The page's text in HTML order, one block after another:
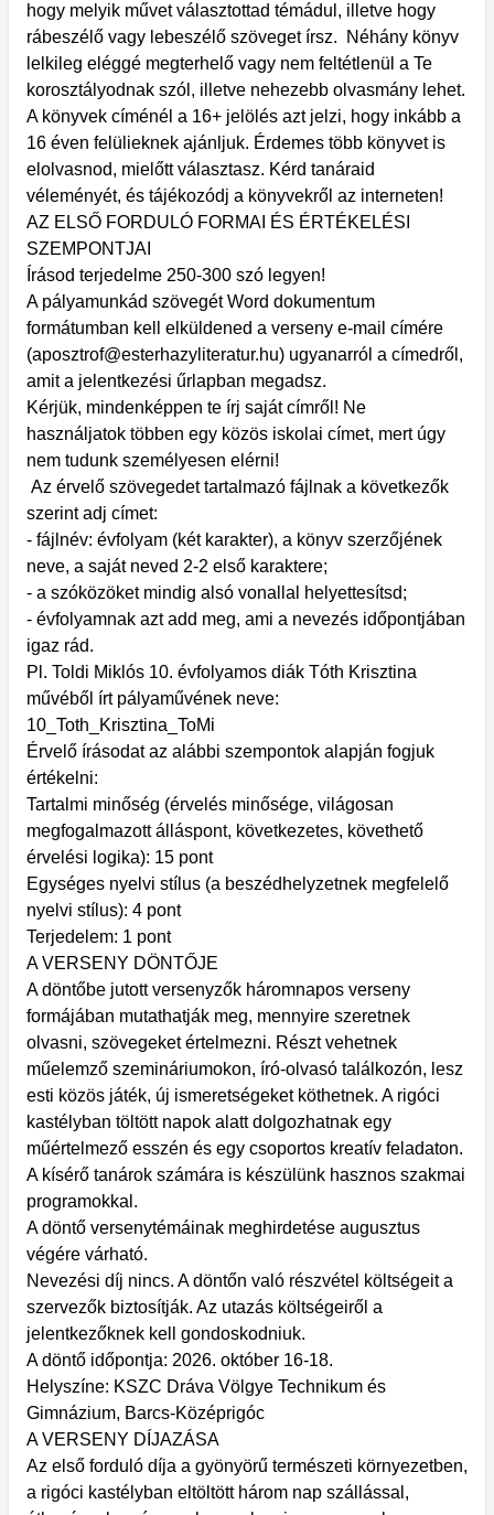
hogy melyik művet választottad témádul, illetve hogy
rábeszélő vagy lebeszélő szöveget írsz. Néhány könyv
lelkileg eléggé megterhelő vagy nem feltétlenül a Te
korosztályodnak szól, illetve nehezebb olvasmány lehet.
A könyvek címénél a 16+ jelölés azt jelzi, hogy inkább a
16 éven felülieknek ajánljuk. Érdemes több könyvet is
elolvasnod, mielőtt választasz. Kérd tanáraid
véleményét, és tájékozódj a könyvekről az interneten!
AZ ELSŐ FORDULÓ FORMAI ÉS ÉRTÉKELÉSI
SZEMPONTJAI
Írásod terjedelme 250-300 szó legyen!
A pályamunkád szövegét Word dokumentum
formátumban kell elküldened a verseny e-mail címére
(aposztrof@esterhazyliteratur.hu) ugyanarról a címedről,
amit a jelentkezési űrlapban megadsz.
Kérjük, mindenképpen te írj saját címről! Ne
használjatok többen egy közös iskolai címet, mert úgy
nem tudunk személyesen elérni!
Az érvelő szövegedet tartalmazó fájlnak a következők
szerint adj címet:
- fájlnév: évfolyam (két karakter), a könyv szerzőjének
neve, a saját neved 2-2 első karaktere;
- a szóközöket mindig alsó vonallal helyettesítsd;
- évfolyamnak azt add meg, ami a nevezés időpontjában
igaz rád.
Pl. Toldi Miklós 10. évfolyamos diák Tóth Krisztina
művéből írt pályaművének neve:
10_Toth_Krisztina_ToMi
Érvelő írásodat az alábbi szempontok alapján fogjuk
értékelni:
Tartalmi minőség (érvelés minősége, világosan
megfogalmazott álláspont, következetes, követhető
érvelési logika): 15 pont
Egységes nyelvi stílus (a beszédhelyzetnek megfelelő
nyelvi stílus): 4 pont
Terjedelem: 1 pont
A VERSENY DÖNTŐJE
A döntőbe jutott versenyzők háromnapos verseny
formájában mutathatják meg, mennyire szeretnek
olvasni, szövegeket értelmezni. Részt vehetnek
műelemző szemináriumokon, író-olvasó találkozón, lesz
esti közös játék, új ismeretségeket köthetnek. A rigóci
kastélyban töltött napok alatt dolgozhatnak egy
műértelmező esszén és egy csoportos kreatív feladaton.
A kísérő tanárok számára is készülünk hasznos szakmai
programokkal.
A döntő versenytémáinak meghirdetése augusztus
végére várható.
Nevezési díj nincs. A döntőn való részvétel költségeit a
szervezők biztosítják. Az utazás költségeiről a
jelentkezőknek kell gondoskodniuk.
A döntő időpontja: 2026. október 16-18.
Helyszíne: KSZC Dráva Völgye Technikum és
Gimnázium, Barcs-Középrigóc
A VERSENY DÍJAZÁSA
Az első forduló díja a gyönyörű természeti környezetben,
a rigóci kastélyban eltöltött három nap szállással,